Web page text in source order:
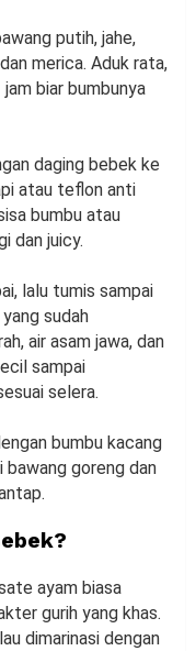
putih, jahe,
merica. Aduk rata,
biar bumbunya
daging bebek ke
atau teflon anti
bumbu atau
dan juicy.
lalu tumis sampai
sudah
air asam jawa, dan
sampai
selera.
bumbu kacang
bawang goreng dan
ayam biasa
gurih yang khas.
dimarinasi dengan